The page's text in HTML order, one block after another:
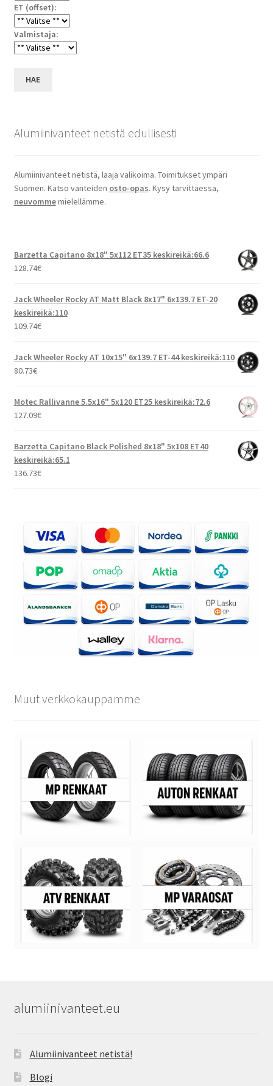
ET (offset):
Valmistaja:
HAE
Alumiinivanteet netistä edullisesti
Alumiinivanteet netistä, laaja valikoima. Toimitukset ympäri
Suomen. Katso vanteiden osto-opas. Kysy tarvittaessa,
neuvommemielellämme.
Barzetta Capitano 8x18" 5x112 ET35 keskireikä:66.6
128.74€
Jack Wheeler Rocky AT Matt Black 8x17" 6x139.7 ET-20
keskireikä:110
109.74€
Jack Wheeler Rocky AT 10x15" 6x139.7 ET-44 keskireikä:110
80.73€
Motec Rallivanne 5.5x16" 5x120 ET25 keskireikä:72.6
127.09€
Barzetta Capitano Black Polished 8x18" 5x108 ET40
keskireikä:65.1
136.73€
Muut verkkokauppamme
alumiinivanteet.eu
Alumiinivanteet netistä!
Blogi